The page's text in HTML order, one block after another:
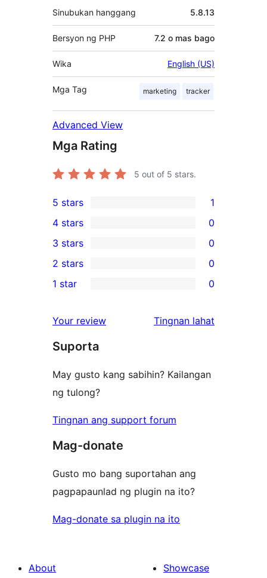
Sinubukan hanggang 5.8.13
Bersyon ng PHP 7.2 o mas bago
Wika English (US)
Mga Tag marketing tracker
Advanced View
Mga Rating
5 out of 5 stars.
1
5-
star
review
5 stars 1
4-
star
reviews
4 stars 0
0
3-
star
3 stars 0
2-
reviews
2 stars 0
star
reviews
1 star 0
Your review Tingnan lahat
Suporta
May gusto kang sabihin? Kailangan
ng tulong?
Tingnan ang support forum
Mag-donate
Gusto mo bang suportahan ang
pagpapaunlad ng plugin na ito?
Mag-donate sa plugin na ito
About
Showcase